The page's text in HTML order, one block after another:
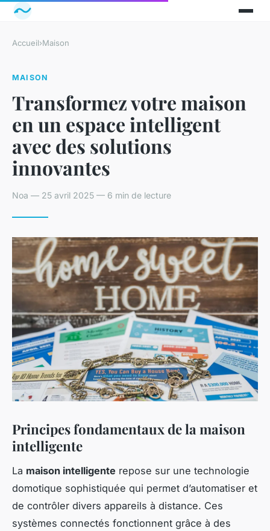
Accueil›Maison
MAISON
Transformez votre maison
en un espace intelligent
avec des solutions
innovantes
Noa — 25 avril 2025 — 6 min de lecture
Principes fondamentaux de la maison
intelligente
La maison intelligente repose sur une technologie
domotique sophistiquée qui permet d’automatiser et
de contrôler divers appareils à distance. Ces
systèmes connectés fonctionnent grâce à des